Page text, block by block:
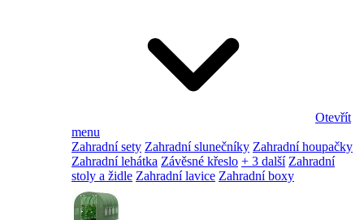
Otevřít
menu
Zahradní sety Zahradní slunečníky Zahradní houpačky
Zahradní lehátka Závěsné křeslo + 3 další Zahradní
stoly a židle Zahradní lavice Zahradní boxy